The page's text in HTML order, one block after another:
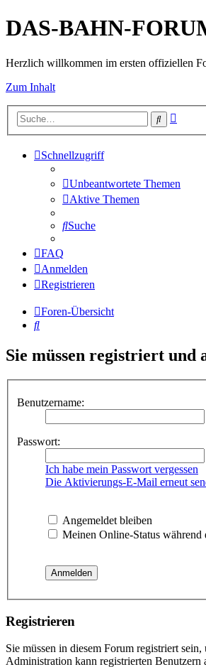
DAS-BAHN-
Herzlich willkommen im ersten offiziellen
Zum Inhalt
Suche
Schnellzugriff
Unbeantwortete Themen
Aktive Themen
Suche
FAQ
Anmelden
Registrieren
Foren-Übersicht
Suche
Sie müssen registriert und
Benutzername:
Passwort:
Ich habe mein Passwort vergessen
Die Aktivierungs-E-Mail erneut
Angemeldet bleiben
Meinen Online-Status während
Registrieren
Sie müssen in diesem Forum registriert
Administration kann registrierten Benutzern